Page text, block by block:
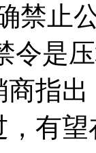
禁止
令是
指
有